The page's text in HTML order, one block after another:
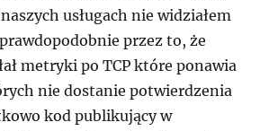
usługach nie widziałem
przez to, że
metryki po TCP które ponawia
nie dostanie potwierdzenia
kod publikujący w